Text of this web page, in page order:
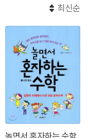
최신순